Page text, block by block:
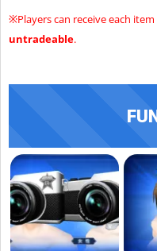
※Players can receive each
untradeable.